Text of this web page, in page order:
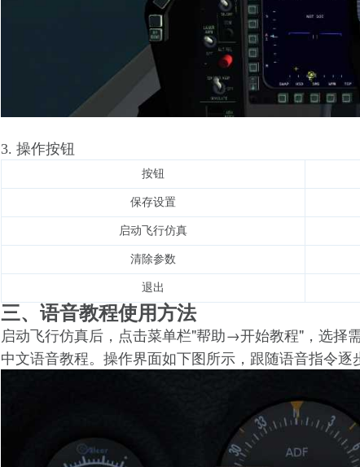
3. 操作按钮
按钮
保存设置
启动飞行仿真
清除参数
退出
三、语音教程使用方法
启动飞行仿真后，点击菜单栏"帮助→开始教程"，选择
中文语音教程。
操作界面如下图所示， 跟随语音指令逐